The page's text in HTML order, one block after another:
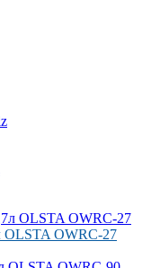
OLSTA OWRC-27